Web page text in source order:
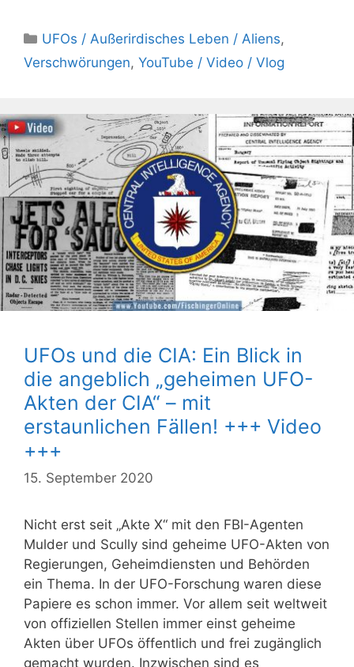
Kategorien
UFOs / Außerirdisches Leben / Aliens,
Verschwörungen, YouTube / Video / Vlog
UFOs und die CIA: Ein Blick in
die angeblich „geheimen UFO-
Akten der CIA“ – mit
erstaunlichen Fällen! +++ Video
+++
15. September 2020
Nicht erst seit „Akte X“ mit den FBI-Agenten
Mulder und Scully sind geheime UFO-Akten von
Regierungen, Geheimdiensten und Behörden
ein Thema. In der UFO-Forschung waren diese
Papiere es schon immer. Vor allem seit weltweit
von offiziellen Stellen immer einst geheime
Akten über UFOs öffentlich und frei zugänglich
gemacht wurden. Inzwischen sind es